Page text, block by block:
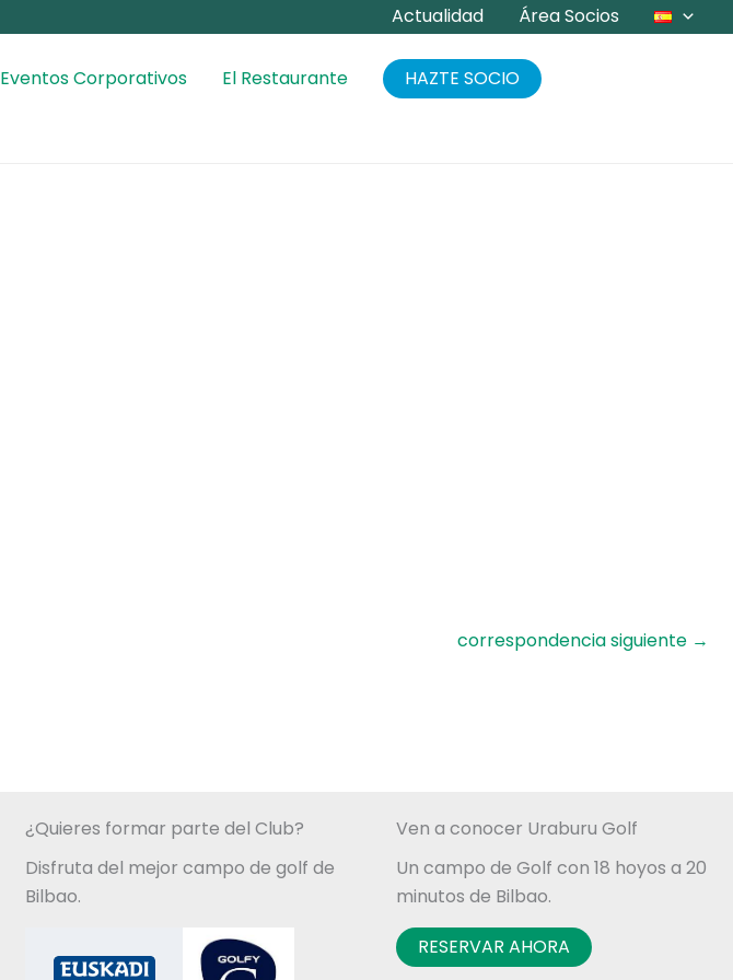
Actualidad Área Socios
Eventos Corporativos El Restaurante
HAZTE SOCIO
correspondencia siguiente →
¿Quieres formar parte del Club?
Disfruta del mejor campo de golf de
Bilbao.
Ven a conocer Uraburu Golf
Un campo de Golf con 18 hoyos a 20
minutos de Bilbao.
RESERVAR AHORA